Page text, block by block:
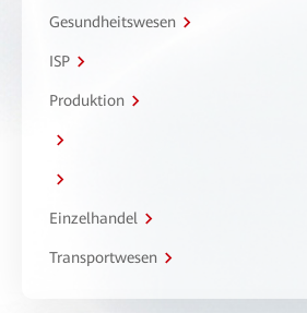
Gesundheitswesen
ISP
Produktion
Einzelhandel
Transportwesen